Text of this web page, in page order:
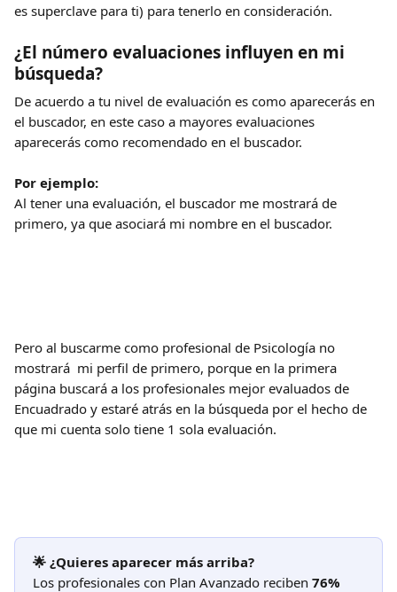
es superclave para ti) para tenerlo en consideración.
¿El número evaluaciones influyen en mi
búsqueda?
De acuerdo a tu nivel de evaluación es como aparecerás en
el buscador, en este caso a mayores evaluaciones
aparecerás como recomendado en el buscador.
Por ejemplo:
Al tener una evaluación, el buscador me mostrará de
primero, ya que asociará mi nombre en el buscador.
Pero al buscarme como profesional de Psicología no
mostrará  mi perfil de primero, porque en la primera
página buscará a los profesionales mejor evaluados de
Encuadrado y estaré atrás en la búsqueda por el hecho de
que mi cuenta solo tiene 1 sola evaluación.
🌟 ¿Quieres aparecer más arriba?
Los profesionales con Plan Avanzado reciben 76%